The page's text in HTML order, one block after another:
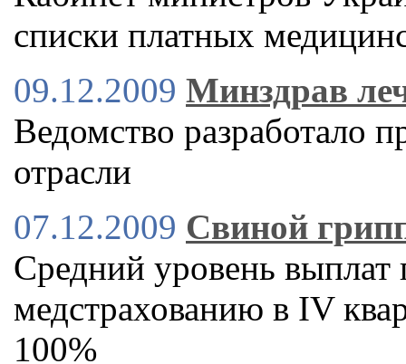
списки платных
09.12.2009 Минздрав
Ведомство разработало
отрасли
07.12.2009 Свиной
Средний уровень
медстрахованию в IV
100%